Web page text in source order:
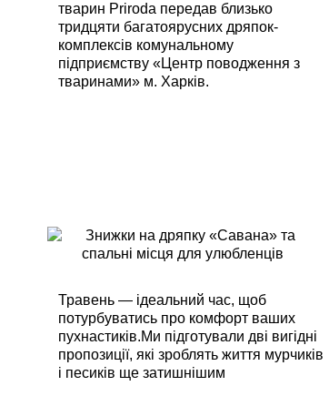
тварин Priroda передав близько
тридцяти багатоярусних дряпок-
комплексів комунальному
підприємству «Центр поводження з
тваринами» м. Харків.
Травень — ідеальний час, щоб
потурбуватись про комфорт ваших
пухнастиків.Ми підготували дві вигідні
пропозиції, які зроблять життя мурчиків
і песиків ще затишнішим